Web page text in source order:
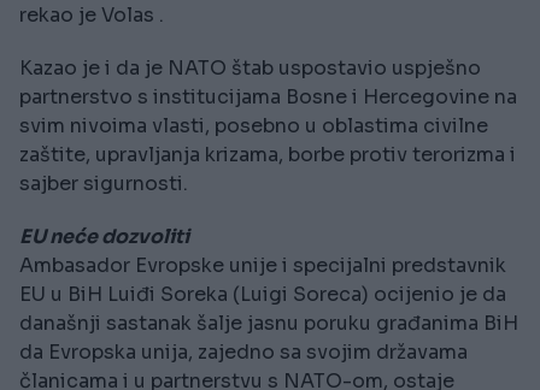
rekao je Volas .
Kazao je i da je NATO štab uspostavio uspješno
partnerstvo s institucijama Bosne i Hercegovine na
svim nivoima vlasti, posebno u oblastima civilne
zaštite, upravljanja krizama, borbe protiv terorizma i
sajber sigurnosti.
EU neće dozvoliti
Ambasador Evropske unije i specijalni predstavnik
EU u BiH Luiđi Soreka (Luigi Soreca) ocijenio je da
današnji sastanak šalje jasnu poruku građanima BiH
da Evropska unija, zajedno sa svojim državama
članicama i u partnerstvu s NATO-om, ostaje